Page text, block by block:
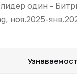
один -
ноя.2025-